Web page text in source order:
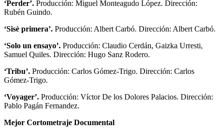
‘Perder’. Producción: Miguel Monteagudo López. Dirección:
Rubén Guindo.
‘Sisè primera’. Producción: Albert Carbó. Dirección: Albert Carbó.
‘Solo un ensayo’. Producción: Claudio Cerdán, Gaizka Urresti,
Samuel Quiles. Dirección: Hugo Sanz Rodero.
‘Tribu’. Producción: Carlos Gómez-Trigo. Dirección: Carlos
Gómez-Trigo.
‘Voyager’. Producción: Víctor De los Dolores Palacios. Dirección:
Pablo Pagán Fernandez.
Mejor Cortometraje Documental